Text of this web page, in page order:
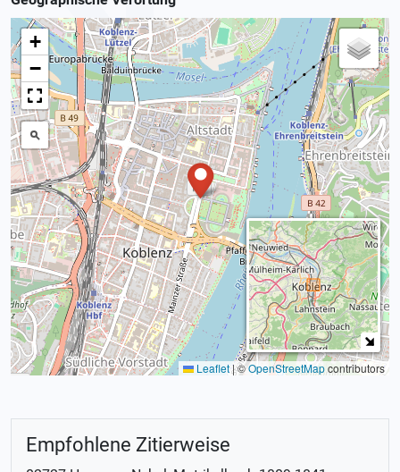
+
−
Leaflet|©OpenStreetMapcontributors
Empfohlene Zitierweise